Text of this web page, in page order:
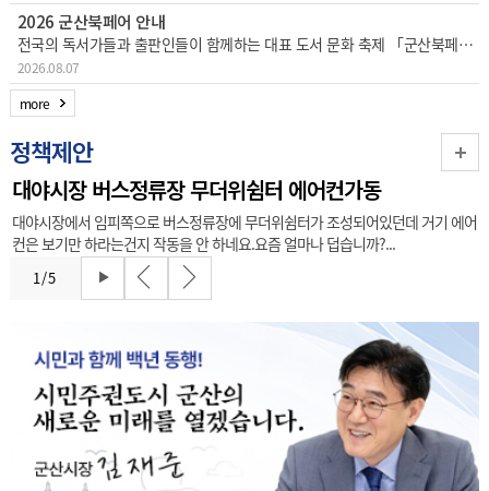
2026 군산북페어 안내
전국의 독서가들과 출판인들이 함께하는 대표 도서 문화 축제 「군산북페어 2026」이한층 더 풍성해진 콘텐츠와 커진 규모로 개최되오니, 시민 및 방문객 여러분의 많은 관심과 참여 바랍니다.□ 행사 개요행사 기간: 2026. 8. 28.
2026.08.07
more
정책제안
대야시장 버스정류장 무더위쉼터 에어컨가동
대야시장에서 임피쪽으로 버스정류장에 무더위쉼터가 조성되어있던데 거기 에어
컨은 보기만 하라는건지 작동을 안 하네요.요즘 얼마나 덥습니까?...
1 /5